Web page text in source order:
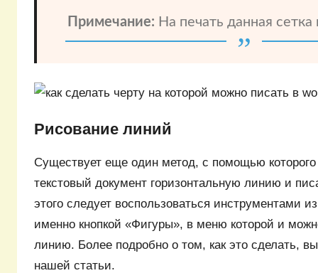
Примечание: На печать данная
Рисование линий
Существует еще один метод, с помощью
текстовый документ горизонтальную линию и
этого следует воспользоваться инструментами
именно кнопкой «Фигуры», в меню которой и
линию. Более подробно о том, как это сделать,
нашей статьи.